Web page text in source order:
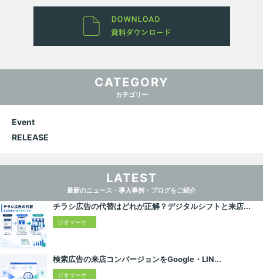
CATEGORY
カテゴリー
Event
RELEASE
LATEST
最新のニュース・導入事例・ブログをご紹介
チラシ広告の代替はどれが正解？デジタルシフトと来店...
ジオマーケ
検索広告の来店コンバージョンをGoogle・LIN...
ジオマーケ